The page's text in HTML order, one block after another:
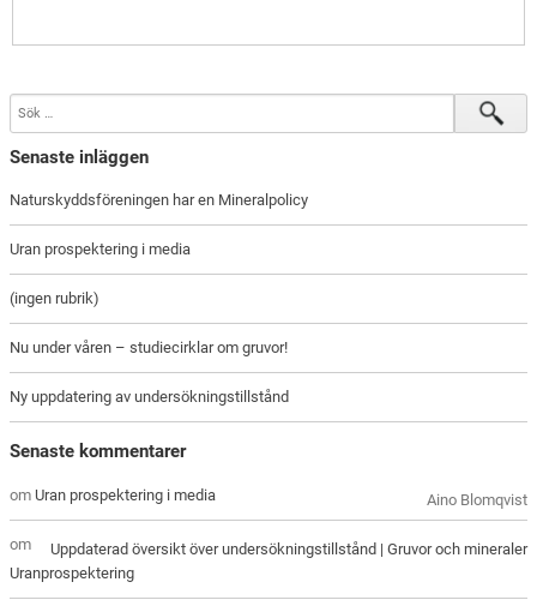
Senaste inläggen
Naturskyddsföreningen har en Mineralpolicy
Uran prospektering i media
(ingen rubrik)
Nu under våren – studiecirklar om gruvor!
Ny uppdatering av undersökningstillstånd
Senaste kommentarer
Aino Blomqvist
om Uran prospektering i media
Uppdaterad översikt över undersökningstillstånd | Gruvor och mineraler
om
Uranprospektering